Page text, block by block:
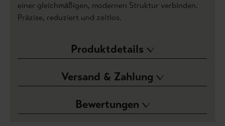
einer gleichmäßigen, modernen Struktur verbinden.
Präzise, reduziert und zeitlos.
Produktdetails
Versand & Zahlung
Bewertungen